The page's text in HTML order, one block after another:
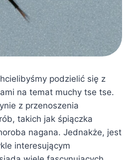
podzielić się z
na temat muchy tse tse.
z przenoszenia
takich jak śpiączka
nagana. Jednakże, jest
interesującym